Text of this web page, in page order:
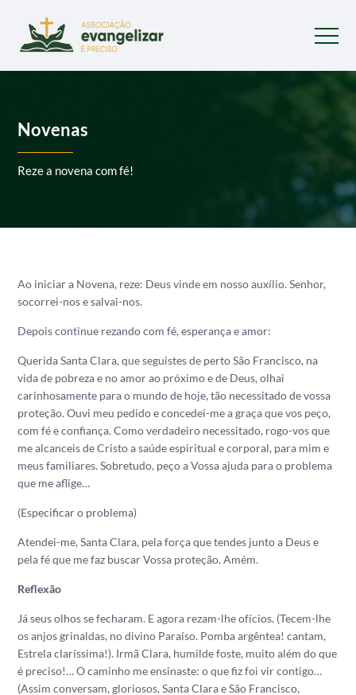
Novenas
Reze a novena com fé!
Ao iniciar a Novena, reze: Deus vinde em nosso auxílio. Senhor,
socorrei-nos e salvai-nos.
Depois continue rezando com fé, esperança e amor:
Querida Santa Clara, que seguistes de perto São Francisco, na
vida de pobreza e no amor ao próximo e de Deus, olhai
carinhosamente para o mundo de hoje, tão necessitado de vossa
proteção. Ouvi meu pedido e concedei-me a graça que vos peço,
com fé e confiança. Como verdadeiro necessitado, rogo-vos que
me alcanceis de Cristo a saúde espiritual e corporal, para mim e
meus familiares. Sobretudo, peço a Vossa ajuda para o problema
que me aflige…
(Especificar o problema)
Atendei-me, Santa Clara, pela força que tendes junto a Deus e
pela fé que me faz buscar Vossa proteção. Amém.
Reflexão
Já seus olhos se fecharam. E agora rezam-lhe ofícios. (Tecem-lhe
os anjos grinaldas, no divino Paraíso. Pomba argêntea! cantam,
Estrela claríssima!). Irmã Clara, humilde foste, muito além do que
é preciso!… O caminho me ensinaste: o que fiz foi vir contigo…
(Assim conversam, gloriosos, Santa Clara e São Francisco,